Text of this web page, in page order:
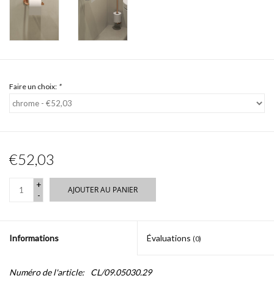
Faire un choix: *
€52,03
+
-
AJOUTER AU PANIER
Informations Évaluations (0)
Numéro de l'article:
CL/09.05030.29